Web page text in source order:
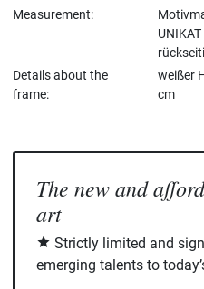
Measurement
UNIKAT
Details about the
frame
weißer
cm
The new and
art
Strictly limited and
emerging talents to